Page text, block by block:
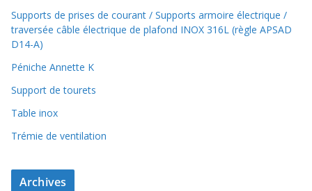
Supports de prises de courant / Supports armoire électrique /
traversée câble électrique de plafond INOX 316L (règle APSAD
D14-A)
Péniche Annette K
Support de tourets
Table inox
Trémie de ventilation
Archives